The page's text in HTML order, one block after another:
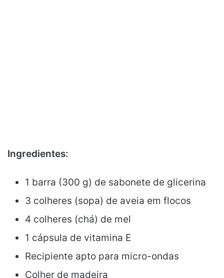
Ingredientes:
1 barra (300 g) de sabonete de glicerina
3 colheres (sopa) de aveia em flocos
4 colheres (chá) de mel
1 cápsula de vitamina E
Recipiente apto para micro-ondas
Colher de madeira